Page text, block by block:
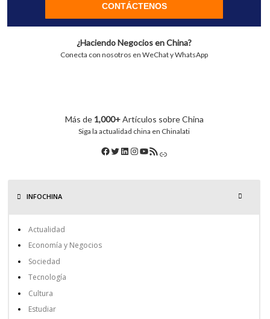
CONTÁCTENOS
¿Haciendo Negocios en China?
Conecta con nosotros en WeChat y WhatsApp
Más de 1,000+Artículos sobre China
Siga la actualidad china en Chinalati
INFOCHINA
Actualidad
Economía y Negocios
Sociedad
Tecnología
Cultura
Estudiar